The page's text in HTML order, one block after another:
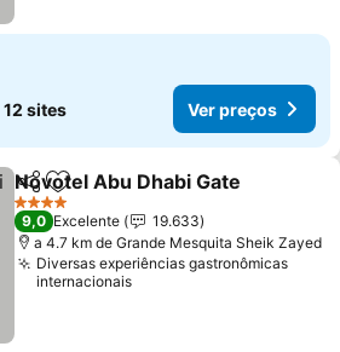
12 sites Ver preços
PartilharAdicionar aos favoritos
Novotel Abu Dhabi Gate
4 Estrelas
9,0 Excelente
19.633
a 4.7 km de Grande Mesquita Sheik Zayed
Diversas experiências gastronômicas
internacionais